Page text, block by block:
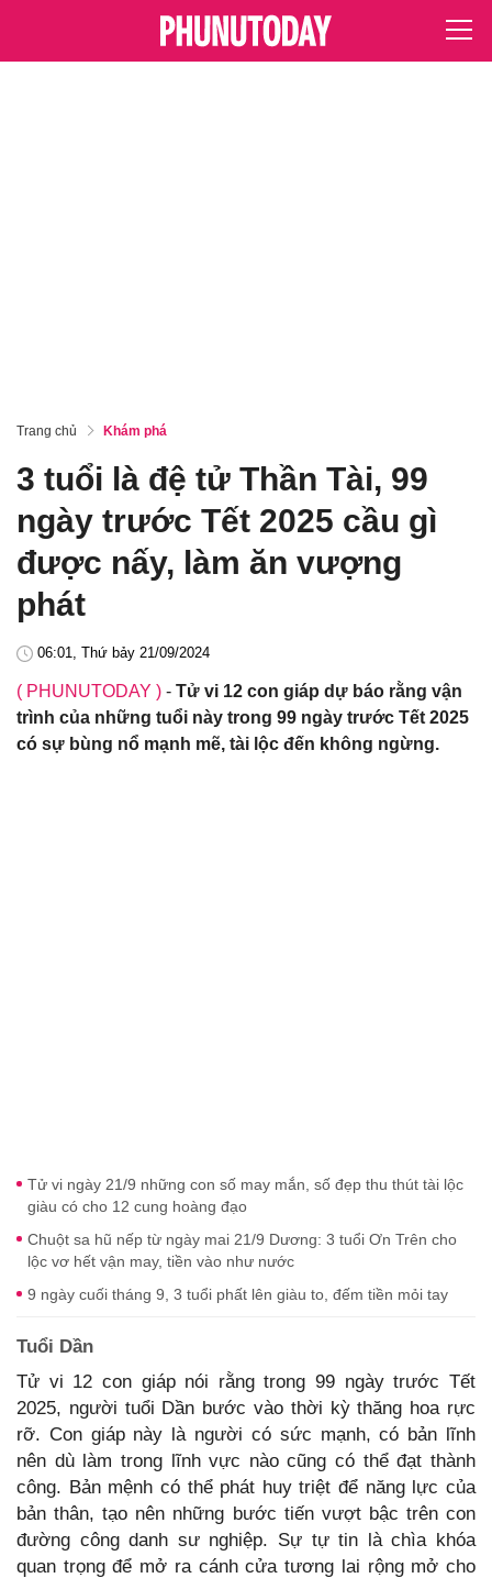
Trang chủ Khám phá
3 tuổi là đệ tử Thần Tài, 99
ngày trước Tết 2025 cầu gì
được nấy, làm ăn vượng
phát
06:01, Thứ bảy 21/09/2024
( PHUNUTODAY ) - Tử vi 12 con giáp dự báo rằng vận
trình của những tuổi này trong 99 ngày trước Tết 2025
có sự bùng nổ mạnh mẽ, tài lộc đến không ngừng.
Tử vi ngày 21/9 những con số may mắn, số đẹp thu thút tài lộc
giàu có cho 12 cung hoàng đạo
Chuột sa hũ nếp từ ngày mai 21/9 Dương: 3 tuổi Ơn Trên cho
lộc vơ hết vận may, tiền vào như nước
9 ngày cuối tháng 9, 3 tuổi phất lên giàu to, đếm tiền mỏi tay
Tuổi Dần
Tử vi 12 con giáp nói rằng trong 99 ngày trước Tết
2025, người tuổi Dần bước vào thời kỳ thăng hoa rực
rỡ. Con giáp này là người có sức mạnh, có bản lĩnh
nên dù làm trong lĩnh vực nào cũng có thể đạt thành
công. Bản mệnh có thể phát huy triệt để năng lực của
bản thân, tạo nên những bước tiến vượt bậc trên con
đường công danh sư nghiệp. Sự tự tin là chìa khóa
quan trọng để mở ra cánh cửa tương lai rộng mở cho